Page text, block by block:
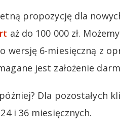
propozycję dla
aż do 100 000 zł.
wersję 6-miesięczną z
jest założenie
Dla pozostałych
i 36 miesięcznych.